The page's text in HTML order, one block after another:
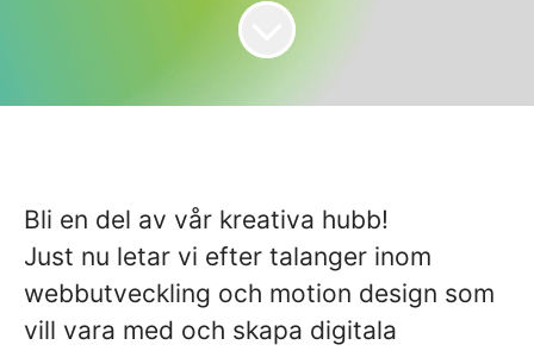
Bli en del av vår kreativa hubb!
Just nu letar vi efter talanger inom
webbutveckling och motion design som
vill vara med och skapa digitala